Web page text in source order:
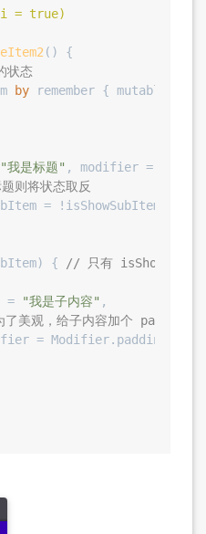
= true)
()
{
状态
by remember {
"我是标题" , modifier =
则将状态取反
= !isShowSubItem
{
// 只有
=
"我是子内容" ,
美观，给子内容加个 padding
=